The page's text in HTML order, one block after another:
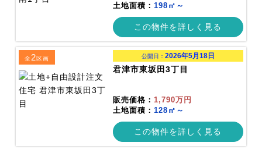
土地面積：198㎡～
この物件を詳しく見る
全2区画 公開日： 2026年5月18日
君津市東坂田3丁目
販売価格： 1,790万円
土地面積：128㎡～
この物件を詳しく見る